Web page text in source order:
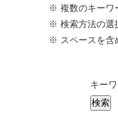
※ 複数のキーワ
※ 検索方法の選
※ スペースを含
キー